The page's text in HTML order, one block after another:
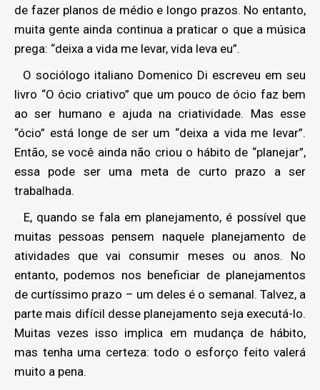
de fazer planos de médio e longo prazos. No entanto,
muita gente ainda continua a praticar o que a música
prega: “deixa a vida me levar, vida leva eu”.
O sociólogo italiano Domenico Di escreveu em seu
livro “O ócio criativo” que um pouco de ócio faz bem
ao ser humano e ajuda na criatividade. Mas esse
“ócio” está longe de ser um “deixa a vida me levar”.
Então, se você ainda não criou o hábito de “planejar”,
essa pode ser uma meta de curto prazo a ser
trabalhada.
E, quando se fala em planejamento, é possível que
muitas pessoas pensem naquele planejamento de
atividades que vai consumir meses ou anos. No
entanto, podemos nos beneficiar de planejamentos
de curtíssimo prazo – um deles é o semanal. Talvez, a
parte mais difícil desse planejamento seja executá-lo.
Muitas vezes isso implica em mudança de hábito,
mas tenha uma certeza: todo o esforço feito valerá
muito a pena.